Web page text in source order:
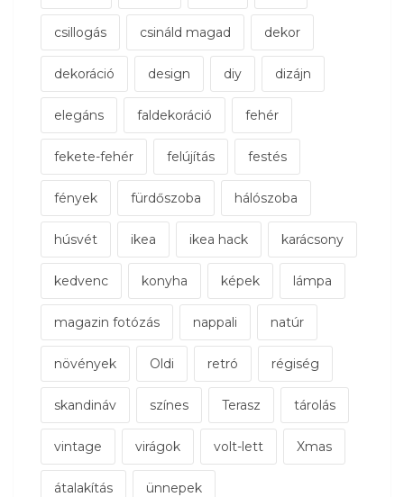
csillogás csináld magad dekor
dekoráció design diy dizájn
elegáns faldekoráció fehér
fekete-fehér felújítás festés
fények fürdőszoba hálószoba
húsvét ikea ikea hack karácsony
kedvenc konyha képek lámpa
magazin fotózás nappali natúr
növények Oldi retró régiség
skandináv színes Terasz tárolás
vintage virágok volt-lett Xmas
átalakítás ünnepek